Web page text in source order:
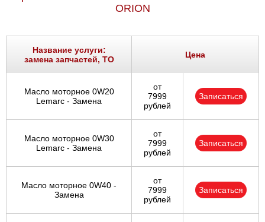
ORION
Название услуги:
замена запчастей, ТО
Цена
Масло моторное 0W20
Lemarc - Замена
от
7999
рублей
Записаться
Масло моторное 0W30
Lemarc - Замена
от
7999
рублей
Записаться
Масло моторное 0W40 -
Замена
от
7999
рублей
Записаться